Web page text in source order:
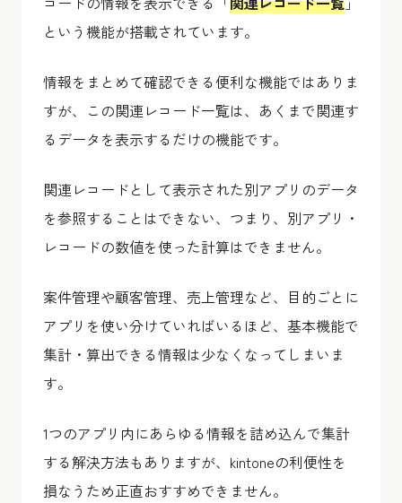
という機能が搭載されています。
情報をまとめて確認できる便利な機能ではありま
すが、この関連レコード一覧は、あくまで関連す
るデータを表示するだけの機能です。
関連レコードとして表示された別アプリのデータ
を参照することはできない、つまり、別アプリ・
レコードの数値を使った計算はできません。
案件管理や顧客管理、売上管理など、目的ごとに
アプリを使い分けていればいるほど、基本機能で
集計・算出できる情報は少なくなってしまいま
す。
1つのアプリ内にあらゆる情報を詰め込んで集計
する解決方法もありますが、kintoneの利便性を
損なうため正直おすすめできません。